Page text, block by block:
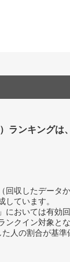
ランキングは
収したデータ
ています。
おいては有効
クイン対象とな
の割合が基準